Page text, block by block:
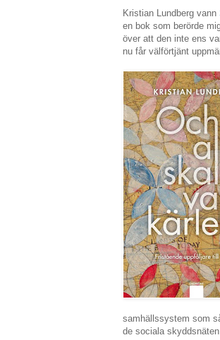
Kristian Lundberg vann
en bok som berörde
över att den inte ens
nu får välförtjänt
samhällssystem som
de sociala